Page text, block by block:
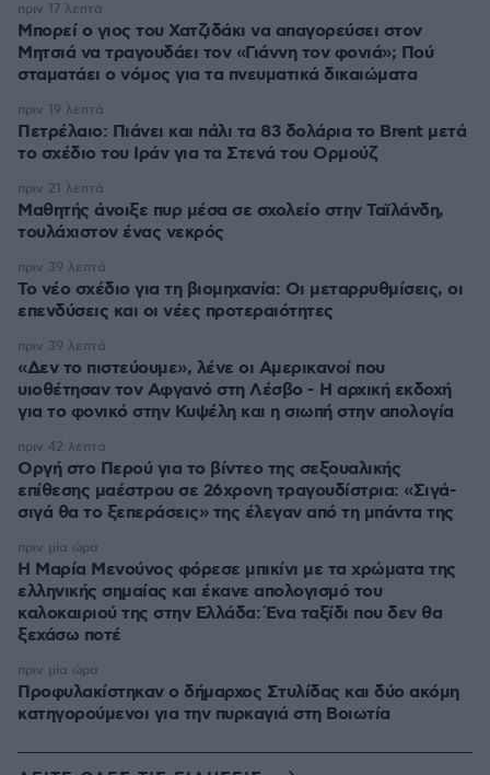
Μπορεί ο γιος του Χατζιδάκι να απαγορεύσει στον
Μητσιά να τραγουδάει τον «Γιάννη τον φονιά»; Πού
σταματάει ο νόμος για τα πνευματικά δικαιώματα
πριν 17 λεπτά
Πετρέλαιο: Πιάνει και πάλι τα 83 δολάρια το Brent μετά
το σχέδιο του Ιράν για τα Στενά του Ορμούζ
πριν 19 λεπτά
Μαθητής άνοιξε πυρ μέσα σε σχολείο στην Ταϊλάνδη,
τουλάχιστον ένας νεκρός
πριν 21 λεπτά
Το νέο σχέδιο για τη βιομηχανία: Οι μεταρρυθμίσεις, οι
επενδύσεις και οι νέες προτεραιότητες
πριν 39 λεπτά
«Δεν το πιστεύουμε», λένε οι Αμερικανοί που
υιοθέτησαν τον Αφγανό στη Λέσβο - Η αρχική εκδοχή
για το φονικό στην Κυψέλη και η σιωπή στην απολογία
πριν 39 λεπτά
Οργή στο Περού για το βίντεο της σεξουαλικής
επίθεσης μαέστρου σε 26χρονη τραγουδίστρια: «Σιγά-
σιγά θα το ξεπεράσεις» της έλεγαν από τη μπάντα της
πριν 42 λεπτά
Η Μαρία Μενούνος φόρεσε μπικίνι με τα χρώματα της
ελληνικής σημαίας και έκανε απολογισμό του
καλοκαιριού της στην Ελλάδα: Ένα ταξίδι που δεν θα
ξεχάσω ποτέ
πριν μία ώρα
Προφυλακίστηκαν ο δήμαρχος Στυλίδας και δύο ακόμη
κατηγορούμενοι για την πυρκαγιά στη Βοιωτία
πριν μία ώρα